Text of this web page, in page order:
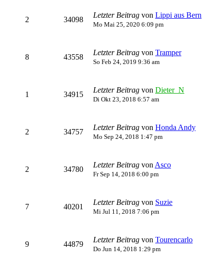
2 34098
Letzter Beitrag von Lippi aus Bern
Mo Mai 25, 2020 6:09 pm
8 43558
Letzter Beitrag von Tramper
So Feb 24, 2019 9:36 am
1 34915
Letzter Beitrag von Dieter_N
Di Okt 23, 2018 6:57 am
2 34757
Letzter Beitrag von Honda Andy
Mo Sep 24, 2018 1:47 pm
2 34780
Letzter Beitrag von Asco
Fr Sep 14, 2018 6:00 pm
7 40201
Letzter Beitrag von Suzie
Mi Jul 11, 2018 7:06 pm
9 44879
Letzter Beitrag von Tourencarlo
Do Jun 14, 2018 1:29 pm